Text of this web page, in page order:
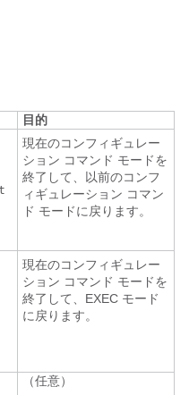
目的
現在のコンフィギュレー
ション コマンド モードを
終了して、以前のコンフ
ィギュレーション コマン
ド モードに戻ります。
現在のコンフィギュレー
ション コマンド モードを
終了して、EXEC モード
に戻ります。
（任意）